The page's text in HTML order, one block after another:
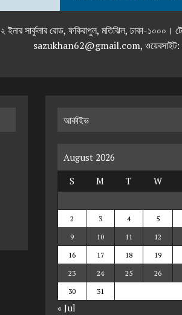
২৯২ ইনার সার্কুলার রোড, ফকিরাপুল,
sazukhan62@gmail.com,
আর্কাইভ
August 2026
S
M T W
2
3 4 5
9
10 11 12
16
17 18 19
23
24 25 26
30
31
« Jul